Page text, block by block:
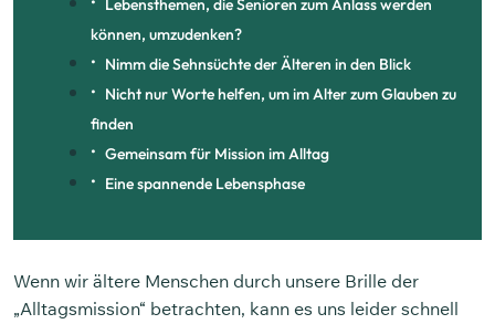
Lebensthemen, die Senioren zum Anlass werden
können, umzudenken?
Nimm die Sehnsüchte der Älteren in den Blick
Nicht nur Worte helfen, um im Alter zum Glauben zu
finden
Gemeinsam für Mission im Alltag
Eine spannende Lebensphase
Wenn wir ältere Menschen durch unsere Brille der
„Alltagsmission“ betrachten, kann es uns leider schnell